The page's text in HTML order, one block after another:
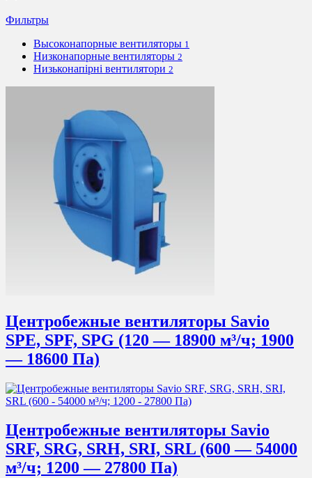
Фильтры
Высоконапорные вентиляторы 1
Низконапорные вентиляторы 2
Низьконапірні вентилятори 2
Центробежные вентиляторы Savio
SPE, SPF, SPG (120 — 18900 м³/ч; 1900
— 18600 Па)
Центробежные вентиляторы Savio
SRF, SRG, SRH, SRI, SRL (600 — 54000
м³/ч; 1200 — 27800 Па)